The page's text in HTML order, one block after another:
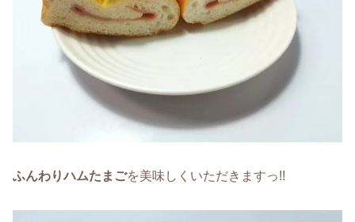
ふんわりハムたまごを美味しくいただきますっ!!